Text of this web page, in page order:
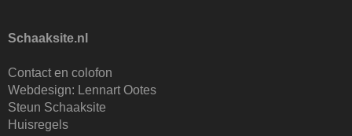
23 augustus 2026 · Utrecht
25 augustus 2026 · Bunschoten-Spakenburg
Nazomervierkampentoernooi 2026
28 augustus 2026 · Assen
Schaaksite.nl
Contact en colofon
Webdesign: Lennart Ootes
Steun Schaaksite
Huisregels